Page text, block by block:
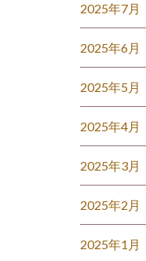
2025年7月
2025年6月
2025年5月
2025年4月
2025年3月
2025年2月
2025年1月